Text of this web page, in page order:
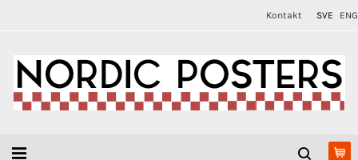
Kontakt SVE ENG